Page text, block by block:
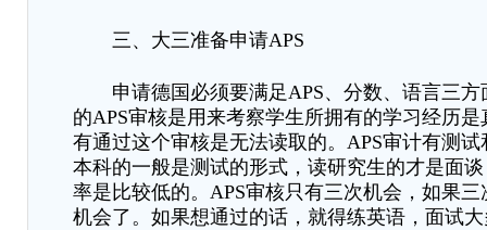
三、大三准备申请APS
申请德国必须要满足APS、 分数、 语言三方
的APS审核是用来考察学生所拥有的学习经历
有通过这个审核是无法读取的。APS审计有测
本科的一般是测试的形式，读研究生的才是面
率是比较低的。APS审核只有三次机会，如果
机会了。如果想通过的话，就得练英语，面试